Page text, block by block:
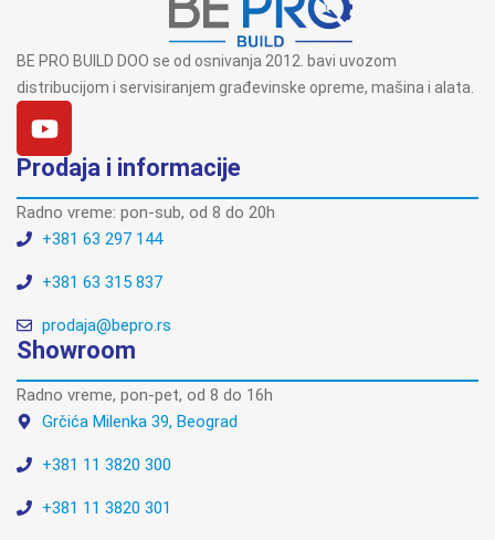
BE PRO BUILD DOO se od osnivanja 2012. bavi uvozom
distribucijom i servisiranjem građevinske opreme, mašina i alata.
Prodaja i informacije
Radno vreme: pon-sub, od 8 do 20h
+381 63 297 144
+381 63 315 837
prodaja@bepro.rs
Showroom
Radno vreme, pon-pet, od 8 do 16h
Grčića Milenka 39, Beograd
+381 11 3820 300
+381 11 3820 301